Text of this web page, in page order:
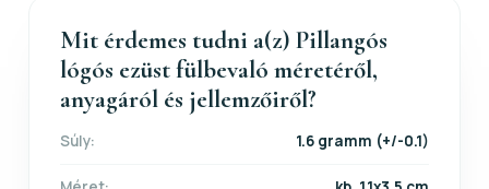
Mit érdemes tudni a(z) Pillangós
lógós ezüst fülbevaló méretéről,
anyagáról és jellemzőiről?
Súly: 1.6 gramm (+/-0.1)